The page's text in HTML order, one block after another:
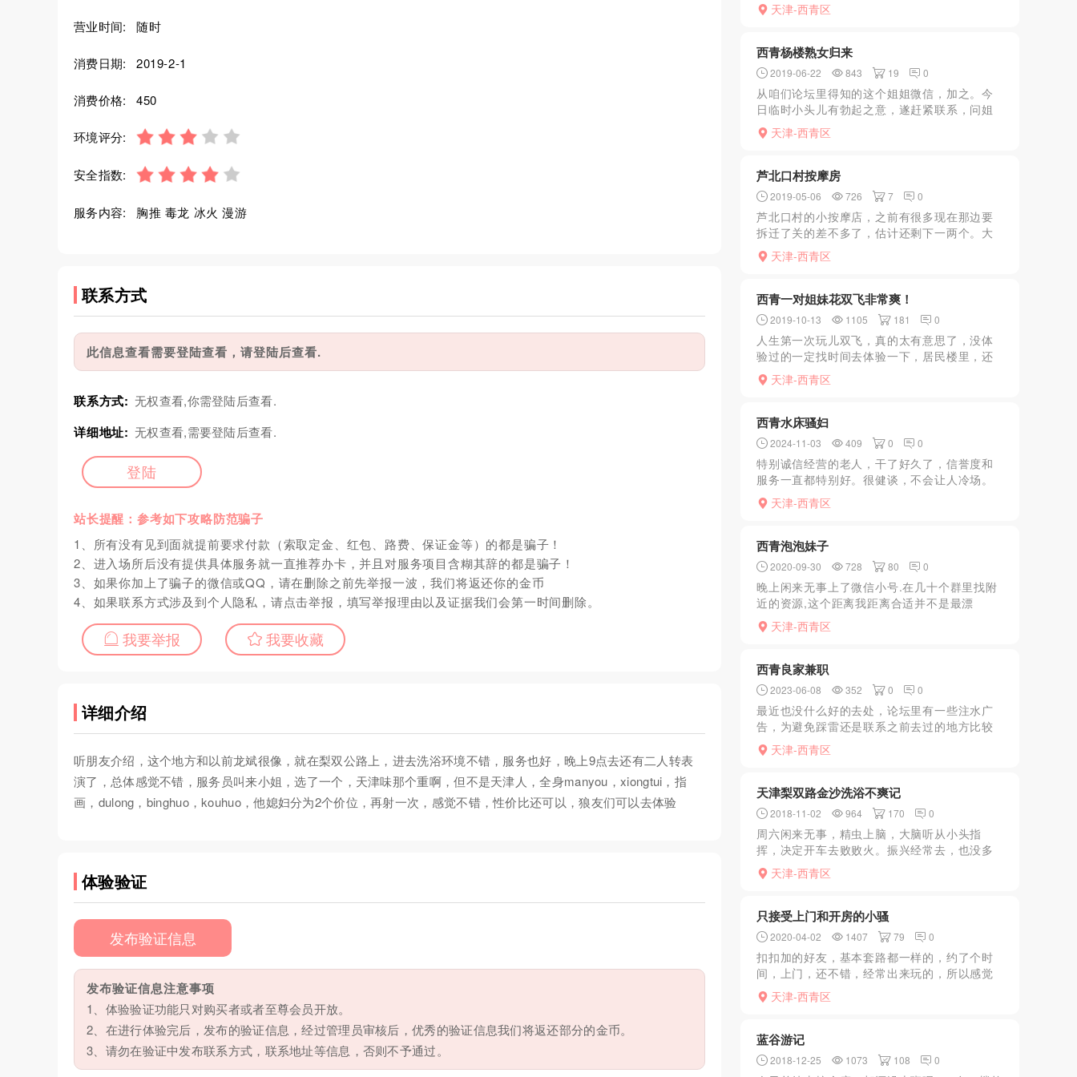
营业时间: 随时
消费日期: 2019-2-1
消费价格: 450
环境评分:
安全指数:
服务内容: 胸推 毒龙 冰火 漫游
联系方式
此信息查看需要登陆查看，请登陆后查看.
联系方式: 无权查看,你需登陆后查看.
详细地址: 无权查看,需要登陆后查看.
登陆
站长提醒：参考如下攻略防范骗子
1、所有没有见到面就提前要求付款（索取定金、红包、路费、保证金等）的都是骗子！
2、进入场所后没有提供具体服务就一直推荐办卡，并且对服务项目含糊其辞的都是骗子！
3、如果你加上了骗子的微信或QQ，请在删除之前先举报一波，我们将返还你的金币
4、如果联系方式涉及到个人隐私，请点击举报，填写举报理由以及证据我们会第一时间删除。
我要举报 我要收藏
详细介绍
听朋友介绍，这个地方和以前龙斌很像，就在梨双公路上，进去洗浴环境不错，服务也好，晚上9点去还有二人转表
演了，总体感觉不错，服务员叫来小姐，选了一个，天津味那个重啊，但不是天津人，全身manyou，xiongtui，指
画，dulong，binghuo，kouhuo，他媳妇分为2个价位，再射一次，感觉不错，性价比还可以，狼友们可以去体验
体验验证
发布验证信息
发布验证信息注意事项
1、体验验证功能只对购买者或者至尊会员开放。
2、在进行体验完后，发布的验证信息，经过管理员审核后，优秀的验证信息我们将返还部分的金币。
3、请勿在验证中发布联系方式，联系地址等信息，否则不予通过。
好，身材不错，微胖有肉，她在的那个地方是
天津-西青区
西青杨楼熟女归来
2019-06-22 843 19 0
从咱们论坛里得知的这个姐姐微信，加之。今
日临时小头儿有勃起之意，遂赶紧联系，问姐
姐是否有空，答曰有。问之年龄，可能和本狼
一边大的29岁的女孩不一样吧，我怎么也看像
天津-西青区
芦北口村按摩房
2019-05-06 726 7 0
芦北口村的小按摩店，之前有很多现在那边要
拆迁了关的差不多了，估计还剩下一两个。大
多是大妈级别的。有个别的会有惊喜。看运气
了。但是建议不去，kouhuo机车，大活跟干僵
天津-西青区
西青一对姐妹花双飞非常爽！
2019-10-13 1105 181 0
人生第一次玩儿双飞，真的太有意思了，没体
验过的一定找时间去体验一下，居民楼里，还
是比较安全的，其中一个妹妹咪咪很大，两个
人在一起比咪咪谁大，哎呀，这感觉，然后一
天津-西青区
西青水床骚妇
2024-11-03 409 0 0
特别诚信经营的老人，干了好久了，信誉度和
服务一直都特别好。很健谈，不会让人冷场。
胸能有c的样子，很挺，rua起来也很软，绝对
真材实料。阴唇略有颜色，骚水很多，整体服
天津-西青区
西青泡泡妹子
2020-09-30 728 80 0
晚上闲来无事上了微信小号.在几十个群里找附
近的资源,这个距离我距离合适并不是最漂
亮.800两次我比较能接受,妹子年龄小嫩.就去了
天津-西青区
西青良家兼职
2023-06-08 352 0 0
最近也没什么好的去处，论坛里有一些注水广
告，为避免踩雷还是联系之前去过的地方比较
靠谱，微信里找了找得知小冉开课了，就驱车
前往，她晚上没有约7点就不接了，到了之后上
天津-西青区
天津梨双路金沙洗浴不爽记
2018-11-02 964 170 0
周六闲来无事，精虫上脑，大脑听从小头指
挥，决定开车去败败火。振兴经常去，也没多
大意思，去金沙洗浴看看吧！毕竟也有一年多
没去了，决定开车前往。闲话少说，开车去到
天津-西青区
只接受上门和开房的小骚
2020-04-02 1407 79 0
扣扣加的好友，基本套路都一样的，约了个时
间，上门，还不错，经常出来玩的，所以感觉
都一样，除非是真的出来约的那种，不是花钱
的，感觉才好。大家可以自己联系联系玩玩！
天津-西青区
蓝谷游记
2018-12-25 1073 108 0